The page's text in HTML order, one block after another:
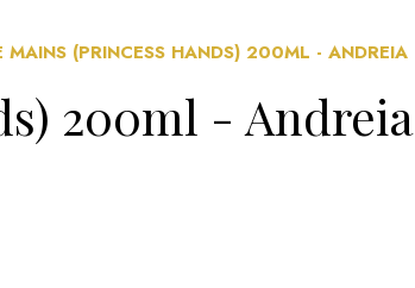
MAINS (PRINCESS HANDS) 200ML - ANDREIA
200ml - Andreia